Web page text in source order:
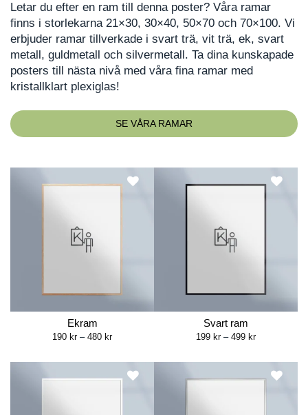
Letar du efter en ram till denna poster? Våra ramar
finns i storlekarna 21×30, 30×40, 50×70 och 70×100. Vi
erbjuder ramar tillverkade i svart trä, vit trä, ek, svart
metall, guldmetall och silvermetall. Ta dina kunskapade
posters till nästa nivå med våra fina ramar med
kristallklart plexiglas!
SE VÅRA RAMAR
Ekram
190 kr – 480 krPrice
through
480 kr
Svart ram
199 kr – 499 krPrice
through
499 kr